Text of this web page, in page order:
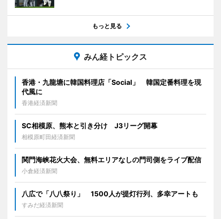
もっと見る
みん経トピックス
香港・九龍塘に韓国料理店「Social」 韓国定番料理を現
代風に
香港経済新聞
SC相模原、熊本と引き分け J3リーグ開幕
相模原町田経済新聞
関門海峡花火大会、無料エリアなしの門司側をライブ配信
小倉経済新聞
八広で「八八祭り」 1500人が提灯行列、多幸アートも
すみだ経済新聞